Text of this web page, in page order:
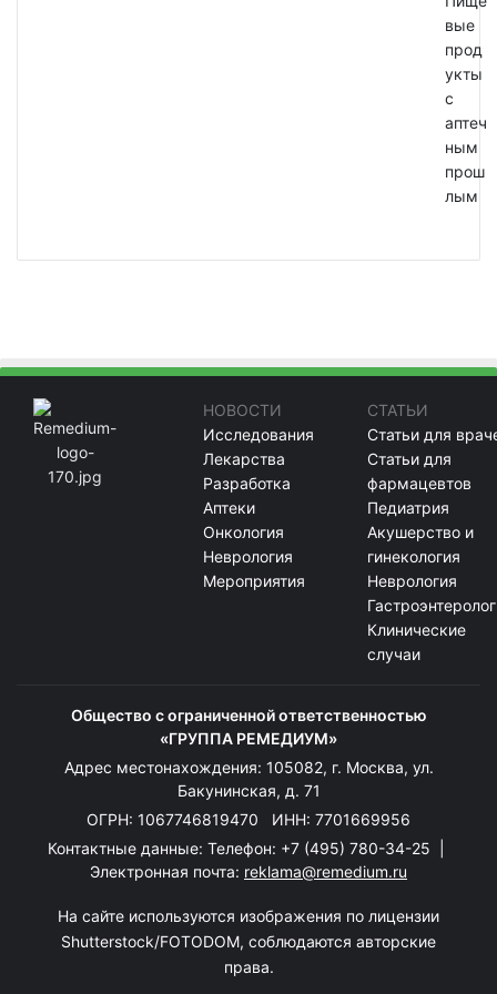
вые
прод
укты
с
аптеч
ным
прош
лым
НОВОСТИ
Исследования
Лекарства
Разработка
Аптеки
Онкология
Неврология
Мероприятия
СТАТЬИ
Статьи для
Статьи для
фармацевтов
Педиатрия
Акушерство и
гинекология
Неврология
Клинические
случаи
Общество с ограниченной ответственностью
«ГРУППА РЕМЕДИУМ»
Адрес местонахождения: 105082, г. Москва, ул.
Бакунинская, д. 71
ОГРН: 1067746819470 ИНН: 7701669956
Контактные данные: Телефон: +7 (495) 780-34-25
Электронная почта: reklama@remedium.ru
На сайте используются изображения по лицензии
Shutterstock/FOTODOM, соблюдаются авторские
права.